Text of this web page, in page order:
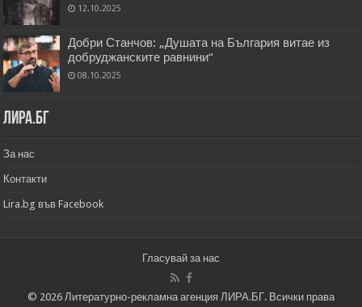
12.10.2025
Добри Станчов: „Душата на България витае из
добруджанските равнини“
08.10.2025
Лира.бг
За нас
Контакти
Lira.bg във Facebook
Гласувай за нас
© 2026 Литературно-рекламна агенция ЛИРА.БГ. Всички права